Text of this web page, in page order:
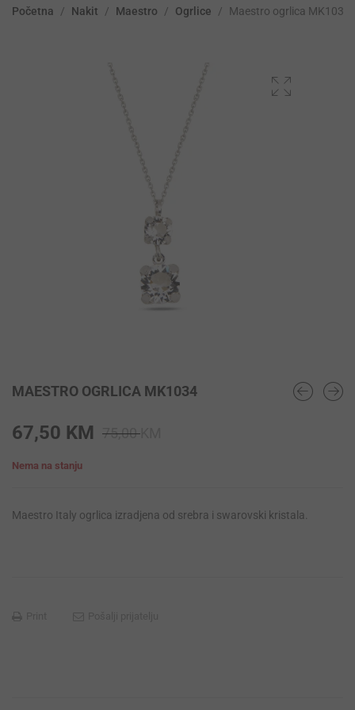
Početna / Nakit / Maestro / Ogrlice / Maestro ogrlica MK1034
MAESTRO OGRLICA MK1034
75,00
67,50 KM
Nema na stanju
Maestro Italy ogrlica izradjena od srebra i swarovski kristala.